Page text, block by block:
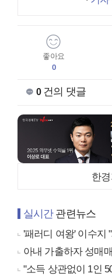
좋아요
0
0건의 댓글
한
실시간관련뉴스
'패러디 여왕' 이수지
아내 가출하자 성매
"소득 상관없이 1인